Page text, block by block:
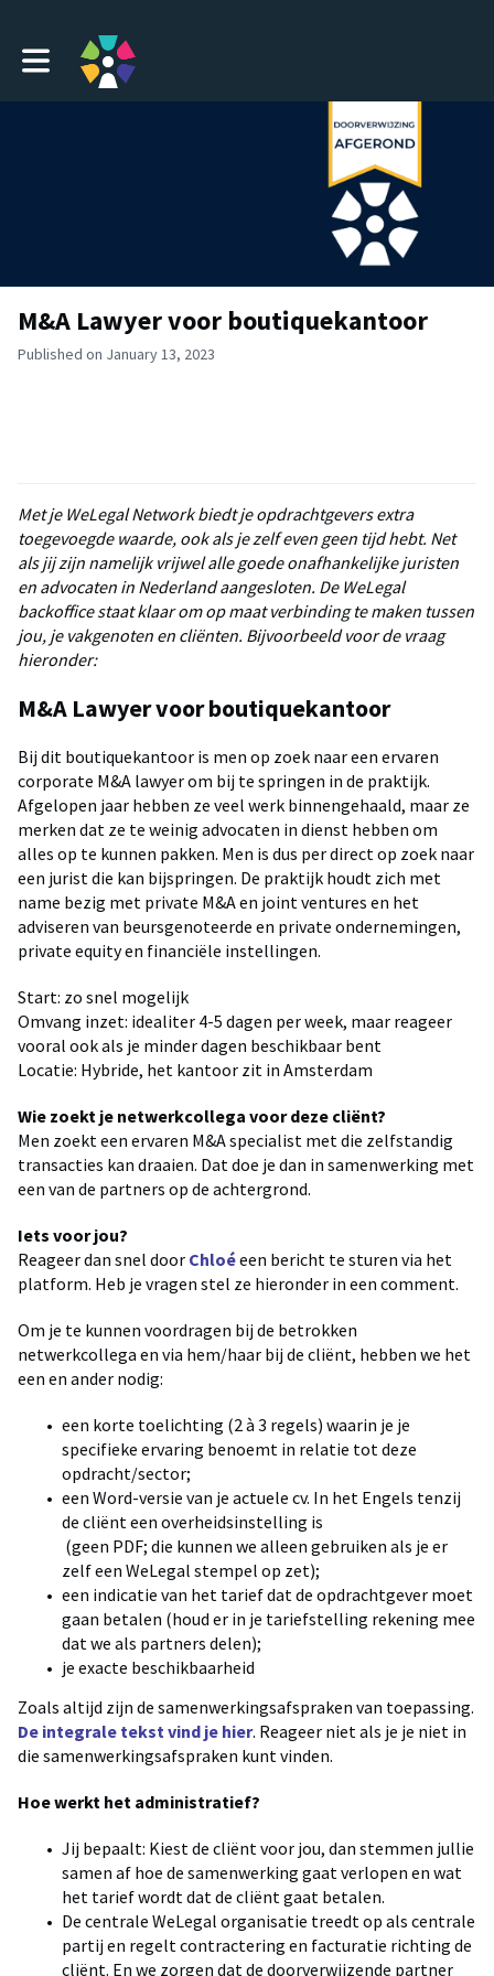
Toggle main navigation
M&A Lawyer voor boutiquekantoor
Published on January 13, 2023
Met je WeLegal Network biedt je opdrachtgevers extra
toegevoegde waarde, ook als je zelf even geen tijd hebt. Net
als jij zijn namelijk vrijwel alle goede onafhankelijke juristen
en advocaten in Nederland aangesloten. De WeLegal
backoffice staat klaar om op maat verbinding te maken tussen
jou, je vakgenoten en cliënten. Bijvoorbeeld voor de vraag
hieronder:
M&A Lawyer voor boutiquekantoor
Bij dit boutiquekantoor is men op zoek naar een ervaren
corporate M&A lawyer om bij te springen in de praktijk.
Afgelopen jaar hebben ze veel werk binnengehaald, maar ze
merken dat ze te weinig advocaten in dienst hebben om
alles op te kunnen pakken. Men is dus per direct op zoek naar
een jurist die kan bijspringen. De praktijk houdt zich met
name bezig met private M&A en joint ventures en het
adviseren van beursgenoteerde en private ondernemingen,
private equity en financiële instellingen.
Start: zo snel mogelijk
Omvang inzet: idealiter 4-5 dagen per week, maar reageer
vooral ook als je minder dagen beschikbaar bent
Locatie: Hybride, het kantoor zit in Amsterdam
Wie zoekt je netwerkcollega voor deze cliënt?
Men zoekt een ervaren M&A specialist met die zelfstandig
transacties kan draaien. Dat doe je dan in samenwerking met
een van de partners op de achtergrond.
Iets voor jou?
Reageer dan snel door Chloéeen bericht te sturen via het
platform. Heb je vragen stel ze hieronder in een comment.
Om je te kunnen voordragen bij de betrokken
netwerkcollega en via hem/haar bij de cliënt, hebben we het
een en ander nodig:
een korte toelichting (2 à 3 regels) waarin je je
specifieke ervaring benoemt in relatie tot deze
opdracht/sector;
een Word-versie van je actuele cv. In het Engels tenzij
de cliënt een overheidsinstelling is
(geen PDF; die kunnen we alleen gebruiken als je er
zelf een WeLegal stempel op zet);
een indicatie van het tarief dat de opdrachtgever moet
gaan betalen (houd er in je tariefstelling rekening mee
dat we als partners delen);
je exacte beschikbaarheid
Zoals altijd zijn de samenwerkingsafspraken van toepassing.
De integrale tekst vind je hier. Reageer niet als je je niet in
die samenwerkingsafspraken kunt vinden.
Hoe werkt het administratief?
Jij bepaalt: Kiest de cliënt voor jou, dan stemmen jullie
samen af hoe de samenwerking gaat verlopen en wat
het tarief wordt dat de cliënt gaat betalen.
De centrale WeLegal organisatie treedt op als centrale
partij en regelt contractering en facturatie richting de
cliënt. En we zorgen dat de doorverwijzende partner